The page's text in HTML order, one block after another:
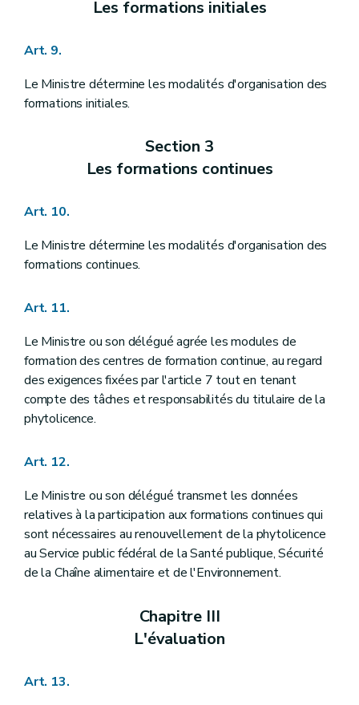
Les formations initiales
Art. 9.
Le Ministre détermine les modalités d'organisation des
formations initiales.
Section 3
Les formations continues
Art. 10.
Le Ministre détermine les modalités d'organisation des
formations continues.
Art. 11.
Le Ministre ou son délégué agrée les modules de
formation des centres de formation continue, au regard
des exigences fixées par l'article 7 tout en tenant
compte des tâches et responsabilités du titulaire de la
phytolicence.
Art. 12.
Le Ministre ou son délégué transmet les données
relatives à la participation aux formations continues qui
sont nécessaires au renouvellement de la phytolicence
au Service public fédéral de la Santé publique, Sécurité
de la Chaîne alimentaire et de l'Environnement.
Chapitre III
L'évaluation
Art. 13.